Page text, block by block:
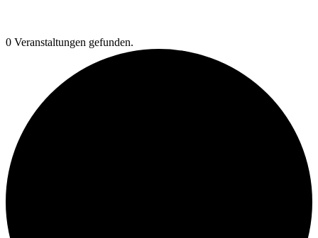
0 Veranstaltungen gefunden.